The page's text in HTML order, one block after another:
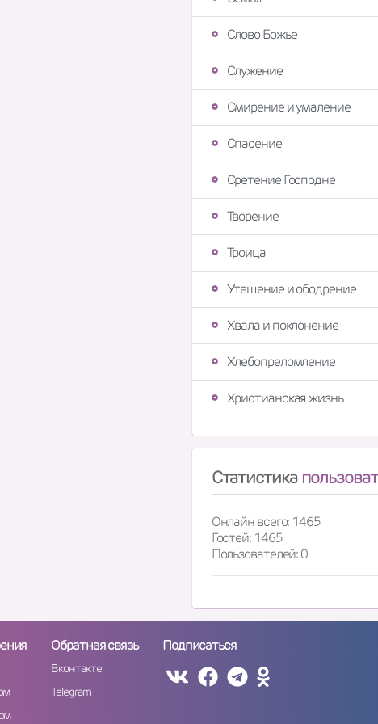
Слово Божье
Служение
Смирение и умаление
Спасение
Сретение Господне
Творение
Троица
Утешение и ободрение
Хвала и поклонение
Хлебопреломление
Христианская жизнь
Статистика
Онлайн всего: 1465
Гостей: 1465
Пользователей: 0
Обратная связь
Вконтакте
Telegram
Подписаться